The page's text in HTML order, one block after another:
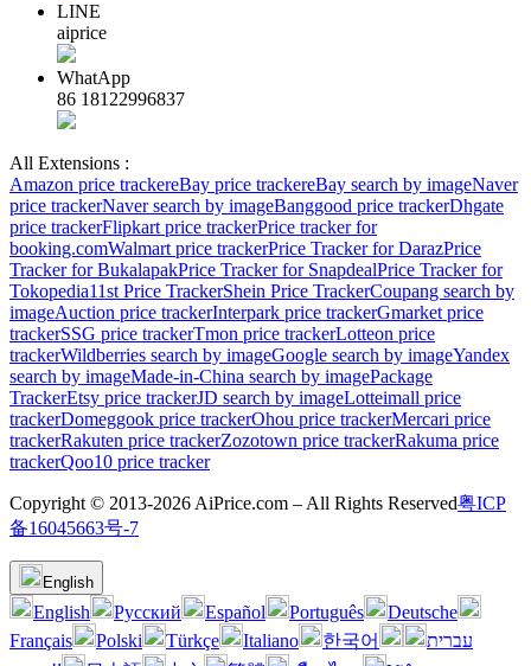
LINE
aiprice
WhatApp
86 18122996837
All Extensions :
Amazon price trackereBay price trackereBay search by imageNaver
price trackerNaver search by imageBanggood price trackerDhgate
price trackerFlipkart price trackerPrice tracker for
booking.comWalmart price trackerPrice Tracker for DarazPrice
Tracker for BukalapakPrice Tracker for SnapdealPrice Tracker for
Tokopedia11st Price TrackerShein Price TrackerCoupang search by
imageAuction price trackerInterpark price trackerGmarket price
trackerSSG price trackerTmon price trackerLotteon price
trackerWildberries search by imageGoogle search by imageYandex
search by imageMade-in-China search by imagePackage
TrackerEtsy price trackerJD search by imageLotteimall price
trackerDomeggook price trackerOhou price trackerMercari price
trackerRakuten price trackerZozotown price trackerRakuma price
trackerQoo10 price tracker
Copyright © 2013-2026 AiPrice.com – All Rights Reserved粤ICP
备16045663号-7
English
English Pусский Español Português
Deutsche
Français
Polski Türkçe Italiano 한국어
עברית